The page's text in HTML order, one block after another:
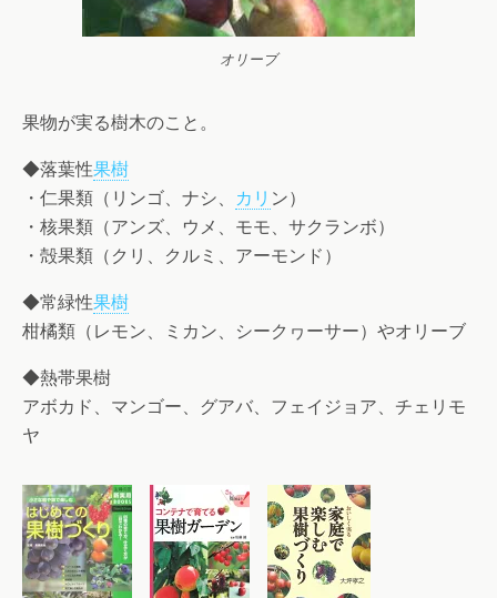
オリーブ
果物が実る樹木のこと。
◆落葉性果樹
・仁果類（リンゴ、ナシ、
カリ ン）
・核果類（アンズ、ウメ、モモ、サクランボ）
・殻果類（クリ、クルミ、アーモンド）
◆常緑性果樹
柑橘類（レモン、ミカン、シークヮーサー）やオリーブ
◆熱帯果樹
アボカド、マンゴー、グアバ、フェイジョア、チェリモ
ヤ